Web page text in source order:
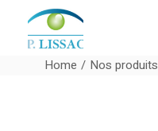
Home Nos produits